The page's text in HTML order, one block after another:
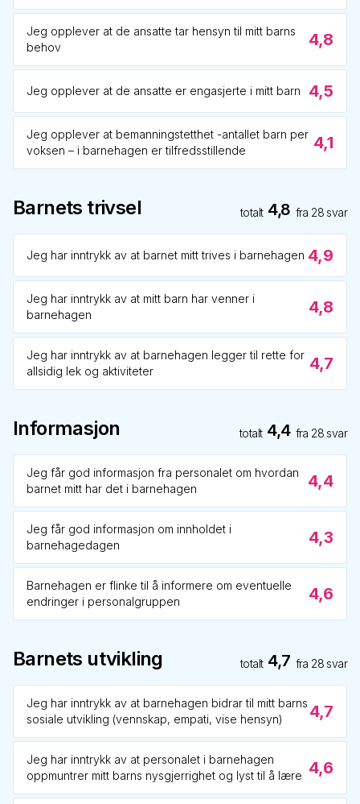
Jeg opplever at de ansatte tar hensyn til mitt barns
behov
4,8
Jeg opplever at de ansatte er engasjerte i mitt barn 4,5
Jeg opplever at bemanningstetthet -antallet barn per
voksen – i barnehagen er tilfredsstillende
4,1
Barnets trivsel totalt 4,8 fra 28 svar
Jeg har inntrykk av at barnet mitt trives i barnehagen 4,9
Jeg har inntrykk av at mitt barn har venner i
barnehagen
4,8
Jeg har inntrykk av at barnehagen legger til rette for
allsidig lek og aktiviteter
4,7
Informasjon totalt 4,4 fra 28 svar
Jeg får god informasjon fra personalet om hvordan
barnet mitt har det i barnehagen
4,4
Jeg får god informasjon om innholdet i
barnehagedagen
4,3
Barnehagen er flinke til å informere om eventuelle
endringer i personalgruppen
4,6
Barnets utvikling totalt 4,7 fra 28 svar
Jeg har inntrykk av at barnehagen bidrar til mitt barns
sosiale utvikling (vennskap, empati, vise hensyn)
4,7
Jeg har inntrykk av at personalet i barnehagen
oppmuntrer mitt barns nysgjerrighet og lyst til å lære 4,6